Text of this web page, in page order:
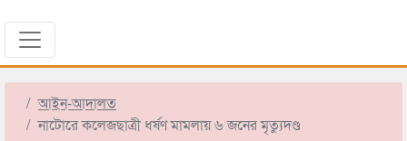
আইন-আদালত
নাটোরে কলেজছাত্রী ধর্ষণ মামলায় ৬ জনের মৃত্যুদণ্ড